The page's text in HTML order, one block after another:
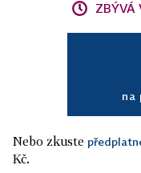
ZBÝVÁ
na
Nebo zkuste
Kč.